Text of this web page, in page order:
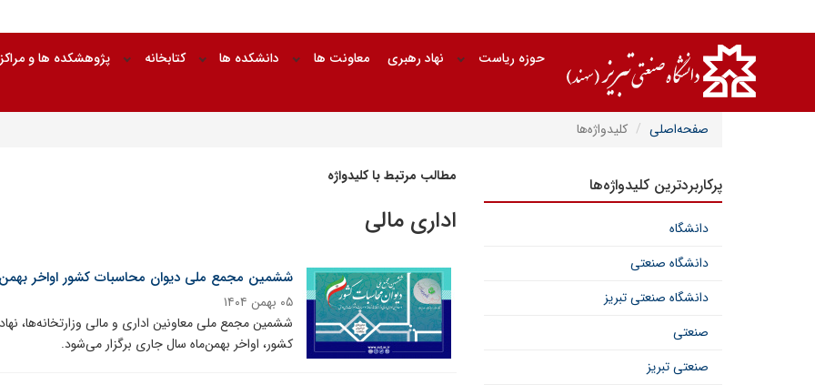
حوزه ریاست نهاد رهبری معاونت ها دانشکده ها کتابخانه پژوهشکده ها و
صفحه‌اصلی کلیدواژه‌ها
مطالب مرتبط با کلیدواژه
اداری مالی
ششمین مجمع ملی دیوان محاسبات کشور اواخر
۰۵ بهمن ۱۴۰۴
ششمین مجمع ملی معاونین اداری و مالی وزارتخانه‌ها،
کشور، اواخر بهمن‌ماه سال جاری برگزار می‌شود.
پرکاربردترین کلیدواژه‌ها
دانشگاه
دانشگاه صنعتی
دانشگاه صنعتی تبریز
صنعتی
صنعتی تبریز